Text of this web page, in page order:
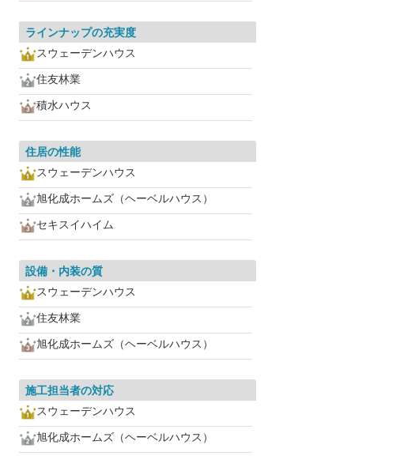
ラインナップの充実度
スウェーデンハウス
住友林業
積水ハウス
住居の性能
スウェーデンハウス
旭化成ホームズ（ヘーベルハウス）
セキスイハイム
設備・内装の質
スウェーデンハウス
住友林業
旭化成ホームズ（ヘーベルハウス）
施工担当者の対応
スウェーデンハウス
旭化成ホームズ（ヘーベルハウス）